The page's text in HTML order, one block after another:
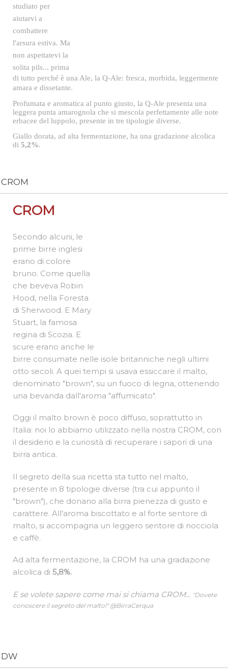
studiato per
aiutarvi a
combattere
l'arsura estiva. Ma
non aspettatevi la
solita pils... prima
di tutto perché è una Ale, la Q-Ale: fresca, morbida, leggermente
amara e dissetante.
Profumata e aromatica al punto giusto, la Q-Ale presenta una
leggera punta amarognola che si mescola perfettamente alle note
erbacee del luppolo, presente in tre tipologie diverse.
Giallo dorata, ad alta fermentazione, ha una gradazione alcolica
di 5,2%.
CROM
CROM
Secondo alcuni, le
prime birre inglesi
erano di colore
bruno. Come quella
che beveva Robin
Hood, nella Foresta
di Sherwood. E Mary
Stuart, la famosa
regina di Scozia. E
scure erano anche le
birre consumate nelle isole britanniche negli ultimi
otto secoli. A quei tempi si usava essiccare il malto,
denominato "brown", su un fuoco di legna, ottenendo
una bevanda dall'aroma "affumicato".
Oggi il malto brown è poco diffuso, soprattutto in
Italia: noi lo abbiamo utilizzato nella nostra CROM, con
il desiderio e la curiosità di recuperare i sapori di una
birra antica.
Il segreto della sua ricetta sta tutto nel malto,
presente in 8 tipologie diverse (tra cui appunto il
"brown"), che donano alla birra pienezza di gusto e
carattere. All'aroma biscottato e al forte sentore di
malto, si accompagna un leggero sentore di nocciola
e caffè.
Ad alta fermentazione, la CROM ha una gradazione
alcolica di 5,8%.
E se volete sapere come mai si chiama CROM... "Dovete
conoscere il segreto del malto!" @BirraCerqua
DW